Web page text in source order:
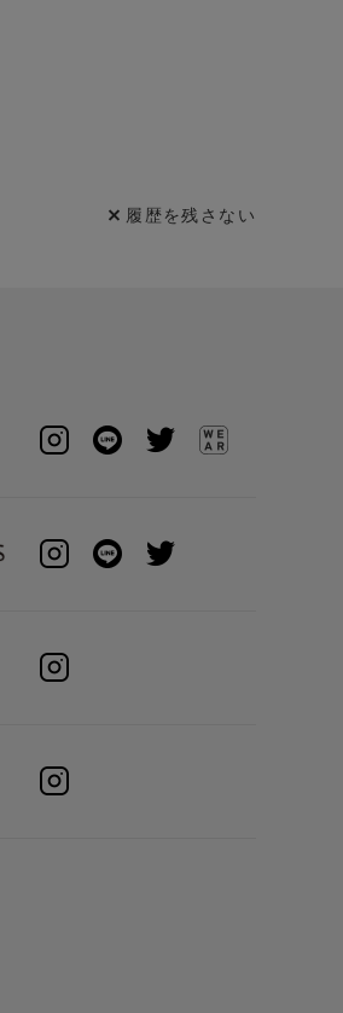
履歴を残さない